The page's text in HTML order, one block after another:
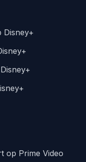
Disney+
op Prime Video